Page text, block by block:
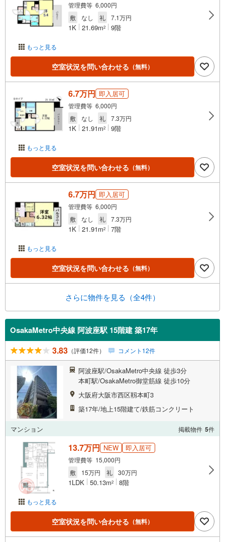
もっと見る
管理費等 6,000円
敷
なし 礼 7.1万円
1K 21.69m2 9階
空室状況を問い合わせる （無料）
もっと見る
6.7万円 即入居可
管理費等 6,000円
敷
なし 礼 7.3万円
1K 21.91m2 9階
空室状況を問い合わせる （無料）
もっと見る
6.7万円 即入居可
管理費等 6,000円
敷
なし 礼 7.3万円
1K 21.91m2 7階
空室状況を問い合わせる （無料）
さらに物件を見る（全4件）
OsakaMetro中央線 阿波座駅 15階建 築17年
3.83 （評価12件） コメント12件
阿波座駅/OsakaMetro中央線 徒歩3分
本町駅/OsakaMetro御堂筋線 徒歩10分
大阪府大阪市西区靱本町3
築17年/地上15階建て/鉄筋コンクリート
マンション 掲載物件 5件
もっと見る
13.7万円 NEW 即入居可
管理費等 15,000円
敷
15万円 礼 30万円
1LDK 50.13m2 8階
空室状況を問い合わせる （無料）